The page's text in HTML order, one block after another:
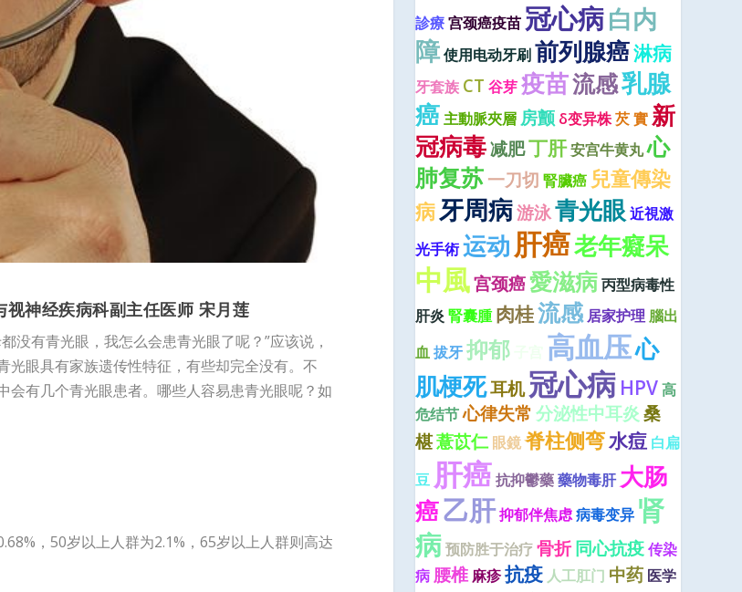
神经疾病科副主任医师 宋月莲
没有青光眼，我怎么会患青光眼了呢？”应该说，
眼具有家族遗传性特征，有些却完全没有。不
有几个青光眼患者。哪些人容易患青光眼呢？如
，50岁以上人群为2.1%，65岁以上人群则高达
診療宫颈癌疫苗 冠心病白内
障使用电动牙刷前列腺癌淋病
牙套族 CT 谷芽疫苗流感乳腺
癌主動脈夾層 房颤 δ变异株芡 實 新
冠病毒减肥丁肝安宫牛黄丸心
肺复苏一刀切 腎臟癌 兒童傳染
病牙周病游泳青光眼 近視激
光手術运动肝癌老年癡呆
中風宫颈癌愛滋病丙型病毒性
肝炎腎囊腫 肉桂流感 居家护理 腦出
血拔牙抑郁 高血压心
肌梗死耳机冠心病 HPV高
危结节心律失常 分泌性中耳炎 桑
椹薏苡仁 眼鏡脊柱侧弯水痘 白扁
豆 肝癌抗抑鬱藥藥物毒肝 大肠
癌乙肝抑郁伴焦虑病毒变异 肾
病预防胜于治疗骨折同心抗疫传染
病 腰椎 麻疹抗疫 人工肛门 中药 医学